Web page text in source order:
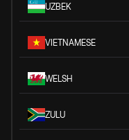
UZBEK
VIETNAMESE
WELSH
ZULU